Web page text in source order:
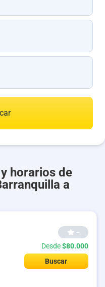
horarios de
a
--
Desde$80.000
Buscar